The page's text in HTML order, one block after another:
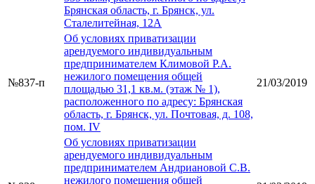
Брянская область, г. Брянск, ул.
Сталелитейная, 12А
№837-п
Об условиях приватизации
арендуемого индивидуальным
предпринимателем Климовой Р.А.
нежилого помещения общей
площадью 31,1 кв.м. (этаж № 1),
расположенного по адресу: Брянская
область, г. Брянск, ул. Почтовая, д. 108,
пом. IV
21/03/2019
Об условиях приватизации
арендуемого индивидуальным
предпринимателем Андриановой С.В.
нежилого помещения общей